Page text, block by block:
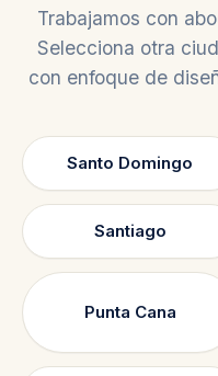
Trabajamos con
Selecciona otra
con enfoque de
Santo Domingo
Santiago
Punta Cana